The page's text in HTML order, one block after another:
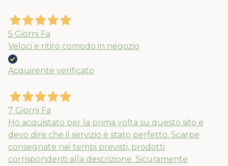
5 Giorni Fa
Veloci e ritiro comodo in negozio
Acquirente verificato
7 Giorni Fa
Ho acquistato per la prima volta su questo sito e
devo dire che il servizio è stato perfetto. Scarpe
consegnate nei tempi previsti, prodotti
corrispondenti alla descrizione. Sicuramente